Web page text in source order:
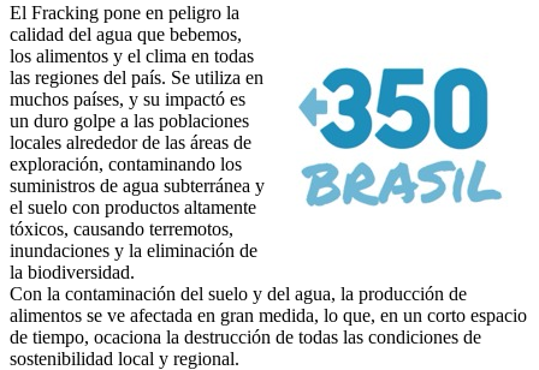
El Fracking pone en peligro la
calidad del agua que bebemos,
los alimentos y el clima en todas
las regiones del país. Se utiliza en
muchos países, y su impactó es
un duro golpe a las poblaciones
locales alrededor de las áreas de
exploración, contaminando los
suministros de agua subterránea y
el suelo con productos altamente
tóxicos, causando terremotos,
inundaciones y la eliminación de
la biodiversidad.
Con la contaminación del suelo y del agua, la producción de
alimentos se ve afectada en gran medida, lo que, en un corto espacio
de tiempo, ocaciona la destrucción de todas las condiciones de
sostenibilidad local y regional.